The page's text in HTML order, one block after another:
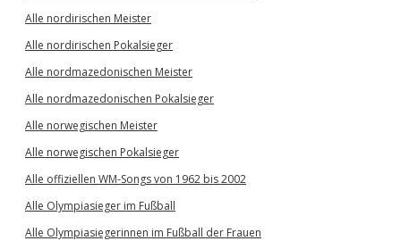
Alle nordirischen Meister
Alle nordirischen Pokalsieger
Alle nordmazedonischen Meister
Alle nordmazedonischen Pokalsieger
Alle norwegischen Meister
Alle norwegischen Pokalsieger
Alle offiziellen WM-Songs von 1962 bis 2002
Alle Olympiasieger im Fußball
Alle Olympiasiegerinnen im Fußball der Frauen